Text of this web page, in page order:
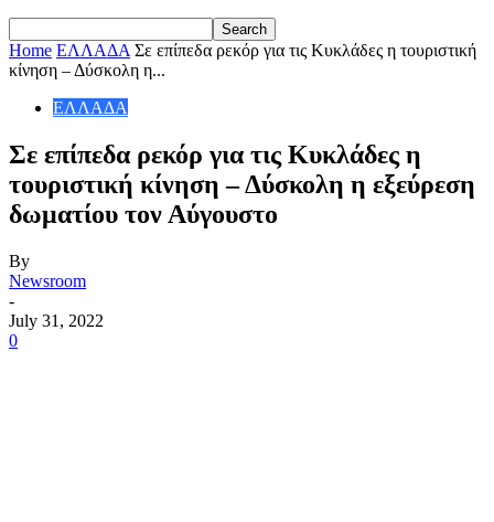
Home ΕΛΛΑΔΑ Σε επίπεδα ρεκόρ για τις Κυκλάδες η τουριστική
κίνηση – Δύσκολη η...
ΕΛΛΑΔΑ
Σε επίπεδα ρεκόρ για τις Κυκλάδες η
τουριστική κίνηση – Δύσκολη η εξεύρεση
δωματίου τον Αύγουστο
By
Newsroom
-
July 31, 2022
0